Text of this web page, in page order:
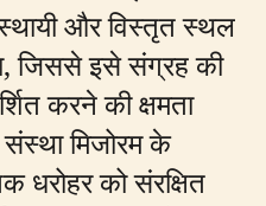
और विस्तृत स्थल
जिससे इसे संग्रह की
करने की क्षमता
मिजोरम के
धरोहर को संरक्षित